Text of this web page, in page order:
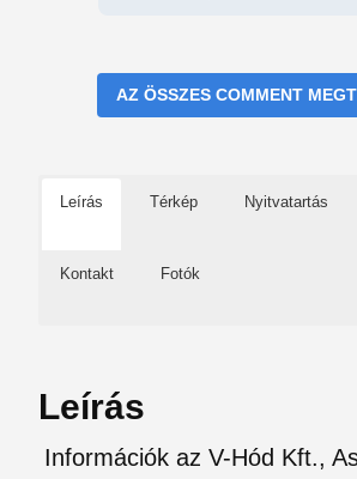
AZ ÖSSZES COMMENT
Leírás Térkép Nyitvatartás
Kontakt Fotók
Leírás
Információk az V-Hód Kft.,